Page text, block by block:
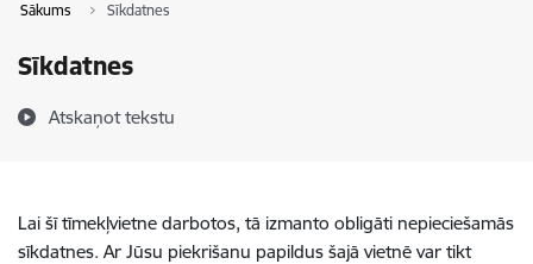
Sākums Sīkdatnes
Sīkdatnes
Atskaņot tekstu
Lai šī tīmekļvietne darbotos, tā izmanto obligāti nepieciešamās
sīkdatnes. Ar Jūsu piekrišanu papildus šajā vietnē var tikt